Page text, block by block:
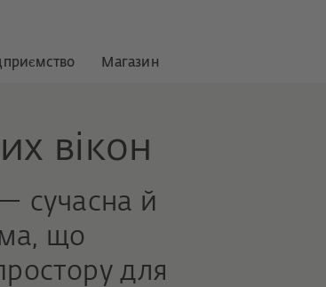
Магазин
вікон
сучасна й
що
для